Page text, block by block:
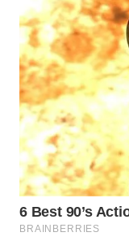
SPORT
WAHANA
UMKM
WAHANA
SELEB
WAHANA
PERSONA
WAHANA